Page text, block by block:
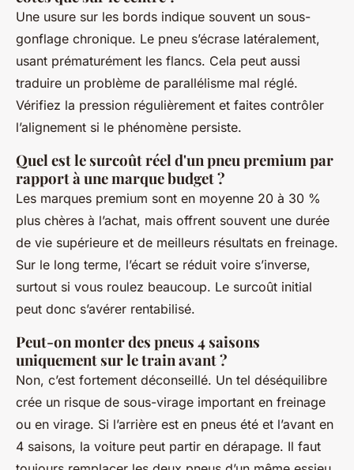
Une usure sur les bords indique souvent un sous-
gonflage chronique. Le pneu s’écrase latéralement,
usant prématurément les flancs. Cela peut aussi
traduire un problème de parallélisme mal réglé.
Vérifiez la pression régulièrement et faites contrôler
l’alignement si le phénomène persiste.
Quel est le surcoût réel d'un pneu premium par
rapport à une marque budget ?
Les marques premium sont en moyenne 20 à 30 %
plus chères à l’achat, mais offrent souvent une durée
de vie supérieure et de meilleurs résultats en freinage.
Sur le long terme, l’écart se réduit voire s’inverse,
surtout si vous roulez beaucoup. Le surcoût initial
peut donc s’avérer rentabilisé.
Peut-on monter des pneus 4 saisons
uniquement sur le train avant ?
Non, c’est fortement déconseillé. Un tel déséquilibre
crée un risque de sous-virage important en freinage
ou en virage. Si l’arrière est en pneus été et l’avant en
4 saisons, la voiture peut partir en dérapage. Il faut